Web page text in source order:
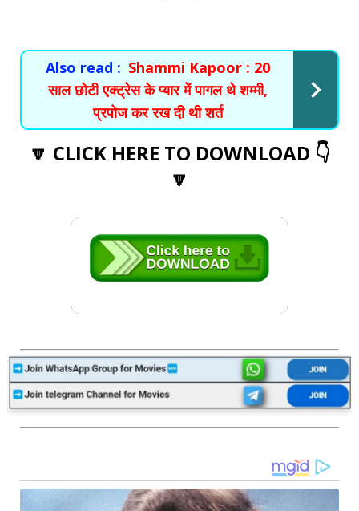
Also read : Shammi Kapoor : 20
साल छोटी एक्ट्रेस के प्यार में पागल थे शम्मी,
प्रपोज कर रख दी थी शर्त
🔽 CLICK HERE TO DOWNLOAD 👇
🔽